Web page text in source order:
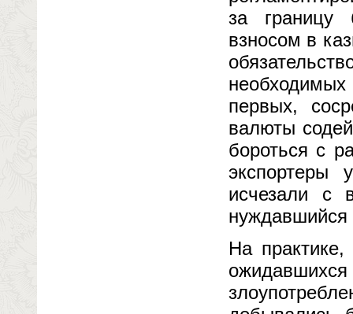
за границу
взносом в
первых,
валюты
бороться с
исчезали с
На